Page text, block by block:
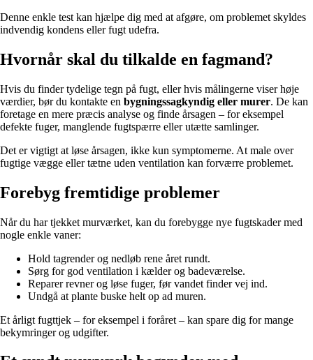
Denne enkle test kan hjælpe dig med at afgøre, om problemet skyldes
indvendig kondens eller fugt udefra.
Hvornår skal du tilkalde en fagmand?
Hvis du finder tydelige tegn på fugt, eller hvis målingerne viser høje
værdier, bør du kontakte en bygningssagkyndig eller murer. De kan
foretage en mere præcis analyse og finde årsagen – for eksempel
defekte fuger, manglende fugtspærre eller utætte samlinger.
Det er vigtigt at løse årsagen, ikke kun symptomerne. At male over
fugtige vægge eller tætne uden ventilation kan forværre problemet.
Forebyg fremtidige problemer
Når du har tjekket murværket, kan du forebygge nye fugtskader med
nogle enkle vaner:
Hold tagrender og nedløb rene året rundt.
Sørg for god ventilation i kælder og badeværelse.
Reparer revner og løse fuger, før vandet finder vej ind.
Undgå at plante buske helt op ad muren.
Et årligt fugttjek – for eksempel i foråret – kan spare dig for mange
bekymringer og udgifter.